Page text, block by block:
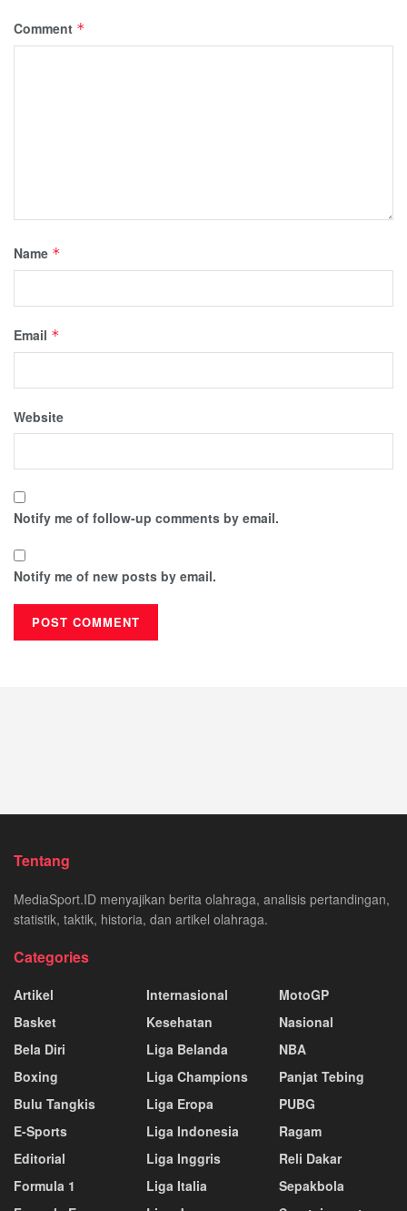
Comment *
Name *
Email *
Website
Notify me of follow-up comments by email.
Notify me of new posts by email.
Tentang
MediaSport.ID menyajikan berita olahraga, analisis pertandingan,
statistik, taktik, historia, dan artikel olahraga.
Categories
Artikel
Basket
Bela Diri
Boxing
Bulu Tangkis
E-Sports
Editorial
Formula 1
Internasional
Kesehatan
Liga Belanda
Liga Champions
Liga Eropa
Liga Indonesia
Liga Inggris
Liga Italia
MotoGP
Nasional
NBA
Panjat Tebing
PUBG
Ragam
Reli Dakar
Sepakbola